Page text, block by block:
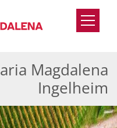
Magdalena
Ingelheim